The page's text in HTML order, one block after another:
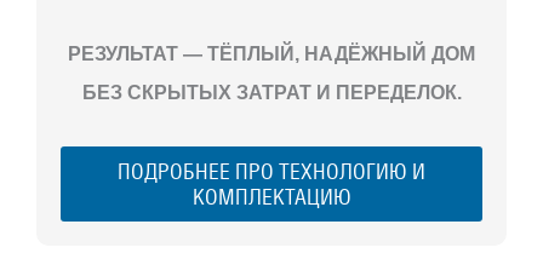
РЕЗУЛЬТАТ — ТЁПЛЫЙ, НАДЁЖНЫЙ ДОМ
БЕЗ СКРЫТЫХ ЗАТРАТ И ПЕРЕДЕЛОК.
ПОДРОБНЕЕ ПРО ТЕХНОЛОГИЮ И
КОМПЛЕКТАЦИЮ